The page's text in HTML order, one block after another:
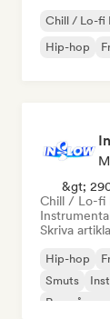
Chill / Lo-fi
Hip-hop
&gt;
Chill / Lo-fi
Skriva
Hip-hop
Smuts
Rap på